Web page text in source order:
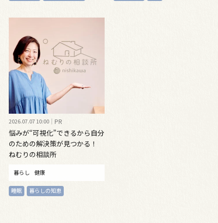
2026.07.07 10:00 PR
悩みが“可視化”できるから自分
のための解決策が見つかる！
ねむりの相談所
暮らし 健康
睡眠 暮らしの知恵